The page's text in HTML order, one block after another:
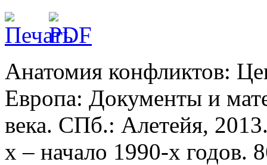
Анатомия конфликтов:
Европа: Документы и
века. СПб.: Алетейя,
х – начало 1990-х годов.